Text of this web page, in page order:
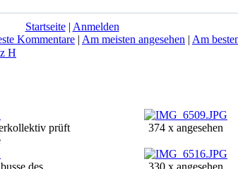
Startseite| Anmelden
Kommentare | Am meisten angesehen | Am
H
prüft
374 x angesehen
des
330 x angesehen